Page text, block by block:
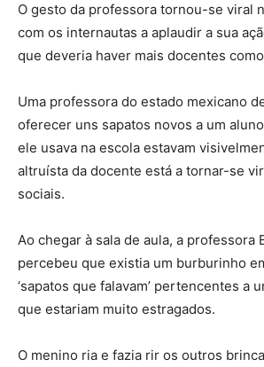
O gesto da professora tornou-se viral
com os internautas a aplaudir a sua
que deveria haver mais docentes
Uma professora do estado mexicano
oferecer uns sapatos novos a um
ele usava na escola estavam
altruísta da docente está a tornar-se
sociais.
Ao chegar à sala de aula, a professora
percebeu que existia um burburinho
‘sapatos que falavam’ pertencentes a
que estariam muito estragados.
O menino ria e fazia rir os outros